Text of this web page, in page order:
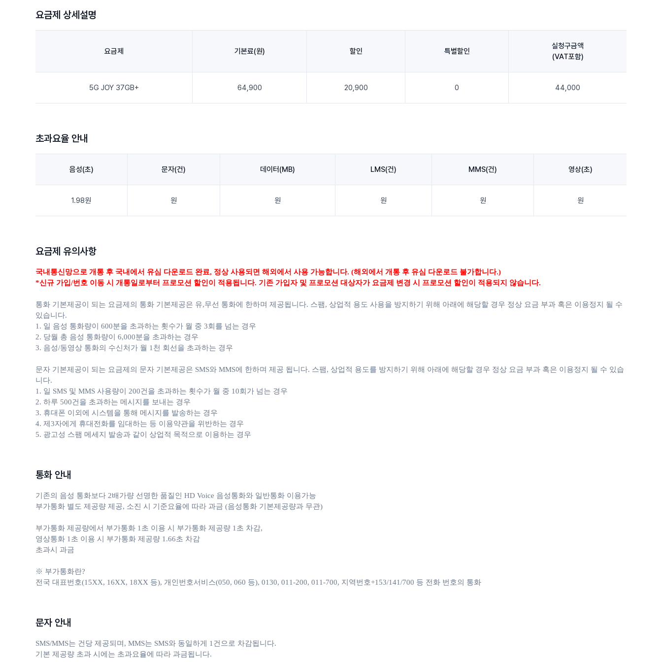
요금제 상세설명
요금제 기본료(원) 할인 특별할인
실청구금액
(VAT포함)
5G JOY 37GB+ 64,900 20,900 0 44,000
초과요율 안내
음성(초) 문자(건) 데이터(MB) LMS(건) MMS(건) 영상(초)
1.98원 원 원 원 원 원
요금제 유의사항
국내통신망으로 개통 후 국내에서 유심 다운로드 완료, 정상 사용되면 해외에서 사용 가능합니다. (해외에서 개통 후 유심 다운로드 불가합니다.)
*신규 가입/번호 이동 시 개통일로부터 프로모션 할인이 적용됩니다. 기존 가입자 및 프로모션 대상자가 요금제 변경 시 프로모션 할인이 적용되지 않습니다.
통화 기본제공이 되는 요금제의 통화 기본제공은 유,무선 통화에 한하며 제공됩니다. 스팸, 상업적 용도 사용을 방지하기 위해 아래에 해당할 경우 정상 요금 부과 혹은 이용정지 될 수
있습니다.
1. 일 음성 통화량이 600분을 초과하는 횟수가 월 중 3회를 넘는 경우
2. 당월 총 음성 통화량이 6,000분을 초과하는 경우
3. 음성/동영상 통화의 수신처가 월 1천 회선을 초과하는 경우
문자 기본제공이 되는 요금제의 문자 기본제공은 SMS와 MMS에 한하며 제공 됩니다. 스팸, 상업적 용도를 방지하기 위해 아래에 해당할 경우 정상 요금 부과 혹은 이용정지 될 수 있습
니다.
1. 일 SMS 및 MMS 사용량이 200건을 초과하는 횟수가 월 중 10회가 넘는 경우
2. 하루 500건을 초과하는 메시지를 보내는 경우
3. 휴대폰 이외에 시스템을 통해 메시지를 발송하는 경우
4. 제3자에게 휴대전화를 임대하는 등 이용약관을 위반하는 경우
5. 광고성 스팸 메세지 발송과 같이 상업적 목적으로 이용하는 경우
통화 안내
기존의 음성 통화보다 2배가량 선명한 품질인 HD Voice 음성통화와 일반통화 이용가능
부가통화 별도 제공량 제공, 소진 시 기준요율에 따라 과금 (음성통화 기본제공량과 무관)
부가통화 제공량에서 부가통화 1초 이용 시 부가통화 제공량 1초 차감,
영상통화 1초 이용 시 부가통화 제공량 1.66초 차감
초과시 과금
※ 부가통화란?
전국 대표번호(15XX, 16XX, 18XX 등), 개인번호서비스(050, 060 등), 0130, 011-200, 011-700, 지역번호+153/141/700 등 전화 번호의 통화
문자 안내
SMS/MMS는 건당 제공되며, MMS는 SMS와 동일하게 1건으로 차감됩니다.
기본 제공량 초과 시에는 초과요율에 따라 과금됩니다.